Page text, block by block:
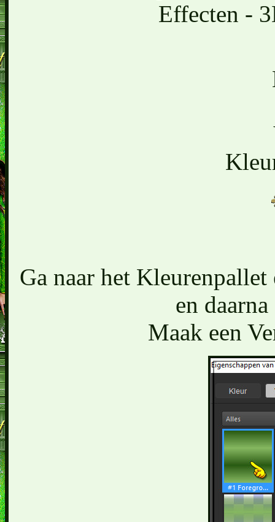
Effecten -
Ga naar het
en
Maak een